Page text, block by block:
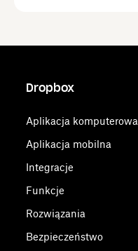
Dropbox
Aplikacja komputerowa
Aplikacja mobilna
Integracje
Funkcje
Rozwiązania
Bezpieczeństwo